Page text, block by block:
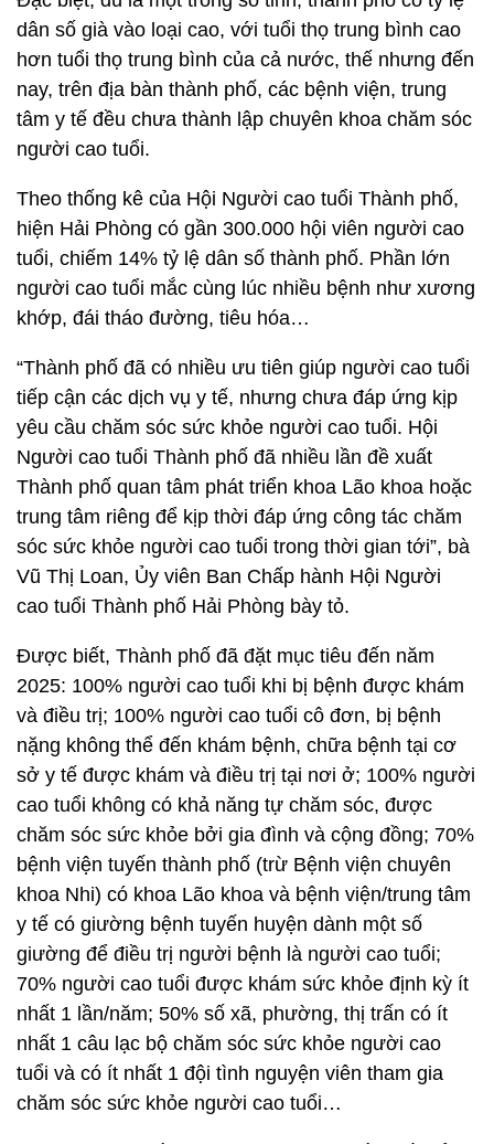
dân số già vào loại cao, với tuổi thọ trung bình cao
hơn tuổi thọ trung bình của cả nước, thế nhưng đến
nay, trên địa bàn thành phố, các bệnh viện, trung
tâm y tế đều chưa thành lập chuyên khoa chăm sóc
người cao tuổi.
Theo thống kê của Hội Người cao tuổi Thành phố,
hiện Hải Phòng có gần 300.000 hội viên người cao
tuổi, chiếm 14% tỷ lệ dân số thành phố. Phần lớn
người cao tuổi mắc cùng lúc nhiều bệnh như xương
khớp, đái tháo đường, tiêu hóa…
“Thành phố đã có nhiều ưu tiên giúp người cao tuổi
tiếp cận các dịch vụ y tế, nhưng chưa đáp ứng kịp
yêu cầu chăm sóc sức khỏe người cao tuổi. Hội
Người cao tuổi Thành phố đã nhiều lần đề xuất
Thành phố quan tâm phát triển khoa Lão khoa hoặc
trung tâm riêng để kịp thời đáp ứng công tác chăm
sóc sức khỏe người cao tuổi trong thời gian tới”, bà
Vũ Thị Loan, Ủy viên Ban Chấp hành Hội Người
cao tuổi Thành phố Hải Phòng bày tỏ.
Được biết, Thành phố đã đặt mục tiêu đến năm
2025: 100% người cao tuổi khi bị bệnh được khám
và điều trị; 100% người cao tuổi cô đơn, bị bệnh
nặng không thể đến khám bệnh, chữa bệnh tại cơ
sở y tế được khám và điều trị tại nơi ở; 100% người
cao tuổi không có khả năng tự chăm sóc, được
chăm sóc sức khỏe bởi gia đình và cộng đồng; 70%
bệnh viện tuyến thành phố (trừ Bệnh viện chuyên
khoa Nhi) có khoa Lão khoa và bệnh viện/trung tâm
y tế có giường bệnh tuyến huyện dành một số
giường để điều trị người bệnh là người cao tuổi;
70% người cao tuổi được khám sức khỏe định kỳ ít
nhất 1 lần/năm; 50% số xã, phường, thị trấn có ít
nhất 1 câu lạc bộ chăm sóc sức khỏe người cao
tuổi và có ít nhất 1 đội tình nguyện viên tham gia
chăm sóc sức khỏe người cao tuổi…